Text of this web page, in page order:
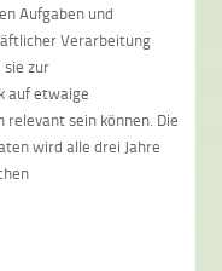
Aufgaben und
Verarbeitung
sie zur
auf etwaige
sein können. Die
wird alle drei Jahre